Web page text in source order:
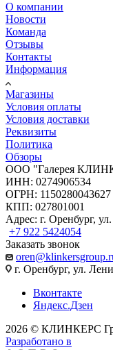
О компании
Новости
Команда
Отзывы
Контакты
Информация
Магазины
Условия оплаты
Условия доставки
Реквизиты
Политика
Обзоры
ООО "Галерея
ИНН: 0274906534
ОГРН: 1150280043627
КПП: 027801001
Адрес: г. Оренбург,
+7 922 5424054
Заказать звонок
г. Оренбург, ул.
Вконтакте
Яндекс.Дзен
2026 © КЛИНКЕРС
Разработано в